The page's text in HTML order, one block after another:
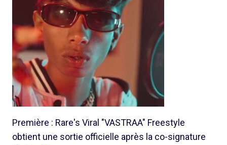
Première : Rare's Viral "VASTRAA" Freestyle
obtient une sortie officielle après la co-signature